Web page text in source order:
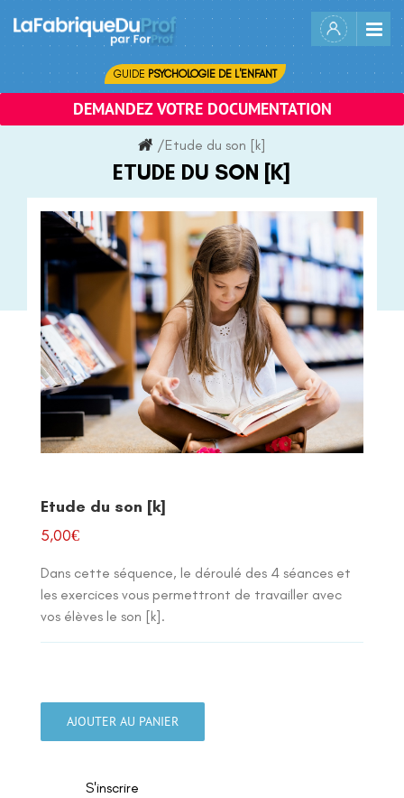
content
GUIDE PSYCHOLOGIE DE L'ENFANT
DEMANDEZ VOTRE DOCUMENTATION
/Etude du son [k]
ETUDE DU SON [K]
Etude du son [k]
5,00€
Dans cette séquence, le déroulé des 4 séances et
les exercices vous permettront de travailler avec
vos élèves le son [k].
AJOUTER AU PANIER
S'inscrire